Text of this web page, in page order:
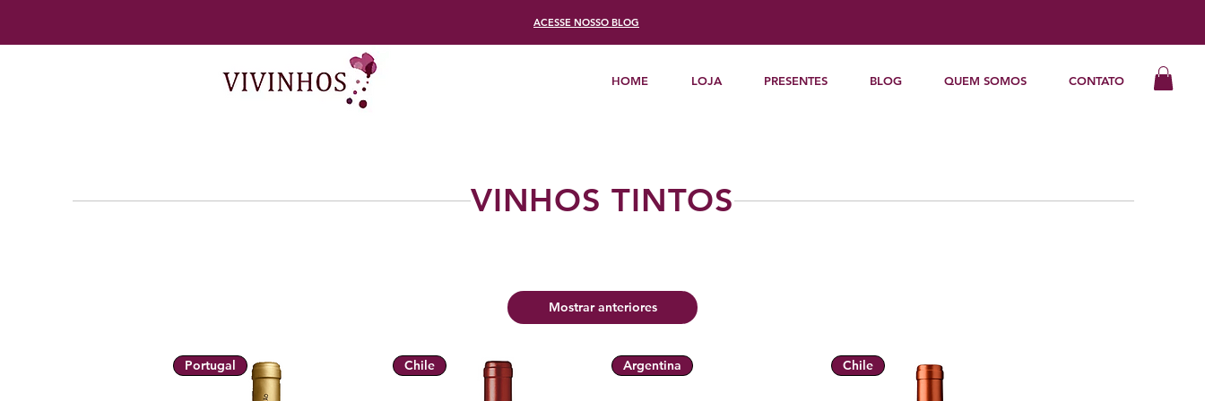
HOME LOJA PRESENTES BLOG QUEM SOMOS CONTATO
ACESSE NOSSO BLOG
VINHOS TINTOS
Mostrar anteriores
Portugal Chile Argentina Chile